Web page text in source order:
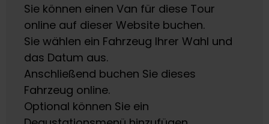
Sie können einen Van für diese Tour
online auf dieser Website buchen.
Sie wählen ein Fahrzeug Ihrer Wahl und
das Datum aus.
Anschließend buchen Sie dieses
Fahrzeug online.
Optional können Sie ein